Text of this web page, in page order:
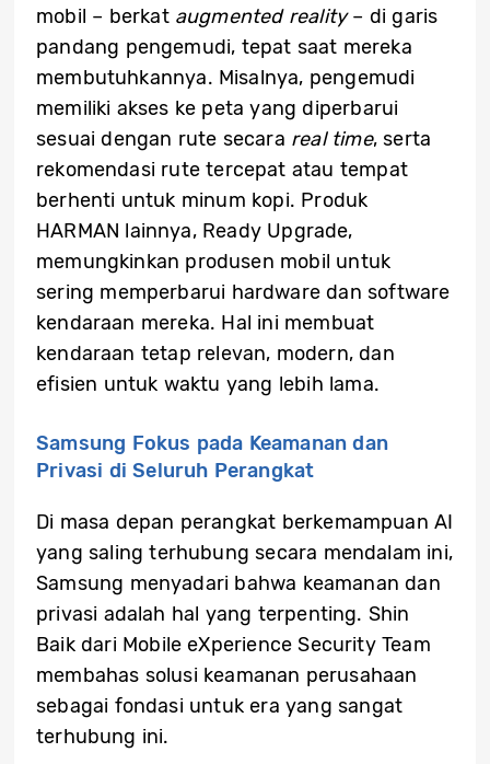
mobil – berkat augmented reality– di garis
pandang pengemudi, tepat saat mereka
membutuhkannya. Misalnya, pengemudi
memiliki akses ke peta yang diperbarui
sesuai dengan rute secara real time, serta
rekomendasi rute tercepat atau tempat
berhenti untuk minum kopi. Produk
HARMAN lainnya, Ready Upgrade,
memungkinkan produsen mobil untuk
sering memperbarui hardware dan software
kendaraan mereka. Hal ini membuat
kendaraan tetap relevan, modern, dan
efisien untuk waktu yang lebih lama.
Samsung Fokus pada Keamanan dan
Privasi di Seluruh Perangkat
Di masa depan perangkat berkemampuan AI
yang saling terhubung secara mendalam ini,
Samsung menyadari bahwa keamanan dan
privasi adalah hal yang terpenting. Shin
Baik dari Mobile eXperience Security Team
membahas solusi keamanan perusahaan
sebagai fondasi untuk era yang sangat
terhubung ini.